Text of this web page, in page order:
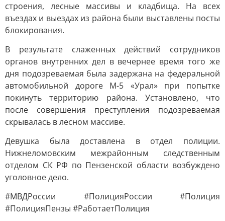
строения, лесные массивы и кладбища. На всех
въездах и выездах из района были выставлены посты
блокирования.
В результате слаженных действий сотрудников
органов внутренних дел в вечернее время того же
дня подозреваемая была задержана на федеральной
автомобильной дороге М-5 «Урал» при попытке
покинуть территорию района. Установлено, что
после совершения преступления подозреваемая
скрывалась в лесном массиве.
Девушка была доставлена в отдел полиции.
Нижнеломовским межрайонным следственным
отделом СК РФ по Пензенской области возбуждено
уголовное дело.
#МВДРоссии #ПолицияРоссии #Полиция
#ПолицияПензы #РаботаетПолиция